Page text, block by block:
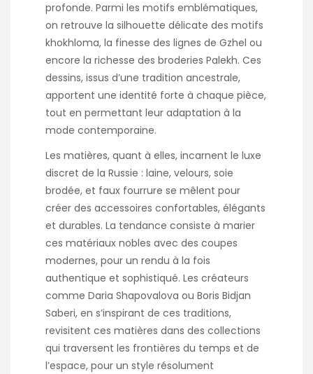
profonde. Parmi les motifs emblématiques,
on retrouve la silhouette délicate des motifs
khokhloma, la finesse des lignes de Gzhel ou
encore la richesse des broderies Palekh. Ces
dessins, issus d’une tradition ancestrale,
apportent une identité forte à chaque pièce,
tout en permettant leur adaptation à la
mode contemporaine.
Les matières, quant à elles, incarnent le luxe
discret de la Russie : laine, velours, soie
brodée, et faux fourrure se mêlent pour
créer des accessoires confortables, élégants
et durables. La tendance consiste à marier
ces matériaux nobles avec des coupes
modernes, pour un rendu à la fois
authentique et sophistiqué. Les créateurs
comme Daria Shapovalova ou Boris Bidjan
Saberi, en s’inspirant de ces traditions,
revisitent ces matières dans des collections
qui traversent les frontières du temps et de
l’espace, pour un style résolument